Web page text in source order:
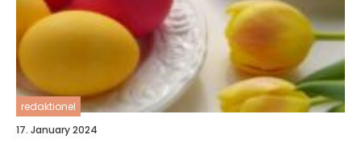
redaktionel
17. January 2024